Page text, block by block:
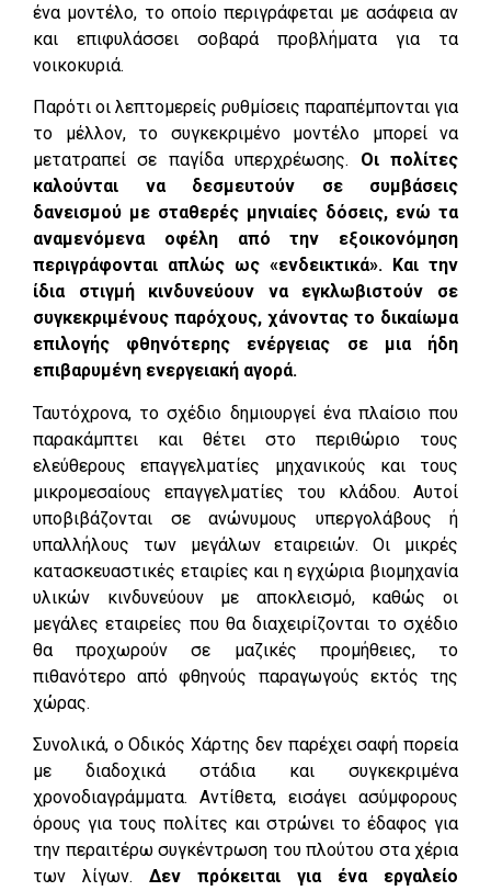
ένα μοντέλο, το οποίο περιγράφεται με ασάφεια αν
και επιφυλάσσει σοβαρά προβλήματα για τα
νοικοκυριά.
Παρότι οι λεπτομερείς ρυθμίσεις παραπέμπονται για
το μέλλον, το συγκεκριμένο μοντέλο μπορεί να
μετατραπεί σε παγίδα υπερχρέωσης. Οι πολίτες
καλούνται να δεσμευτούν σε συμβάσεις
δανεισμού με σταθερές μηνιαίες δόσεις, ενώ τα
αναμενόμενα οφέλη από την εξοικονόμηση
περιγράφονται απλώς ως «ενδεικτικά». Και την
ίδια στιγμή κινδυνεύουν να εγκλωβιστούν σε
συγκεκριμένους παρόχους, χάνοντας το δικαίωμα
επιλογής φθηνότερης ενέργειας σε μια ήδη
επιβαρυμένη ενεργειακή αγορά.
Ταυτόχρονα, το σχέδιο δημιουργεί ένα πλαίσιο που
παρακάμπτει και θέτει στο περιθώριο τους
ελεύθερους επαγγελματίες μηχανικούς και τους
μικρομεσαίους επαγγελματίες του κλάδου. Αυτοί
υποβιβάζονται σε ανώνυμους υπεργολάβους ή
υπαλλήλους των μεγάλων εταιρειών. Οι μικρές
κατασκευαστικές εταιρίες και η εγχώρια βιομηχανία
υλικών κινδυνεύουν με αποκλεισμό, καθώς οι
μεγάλες εταιρείες που θα διαχειρίζονται το σχέδιο
θα προχωρούν σε μαζικές προμήθειες, το
πιθανότερο από φθηνούς παραγωγούς εκτός της
χώρας.
Συνολικά, ο Οδικός Χάρτης δεν παρέχει σαφή πορεία
με διαδοχικά στάδια και συγκεκριμένα
χρονοδιαγράμματα. Αντίθετα, εισάγει ασύμφορους
όρους για τους πολίτες και στρώνει το έδαφος για
την περαιτέρω συγκέντρωση του πλούτου στα χέρια
των λίγων. Δεν πρόκειται για ένα εργαλείο